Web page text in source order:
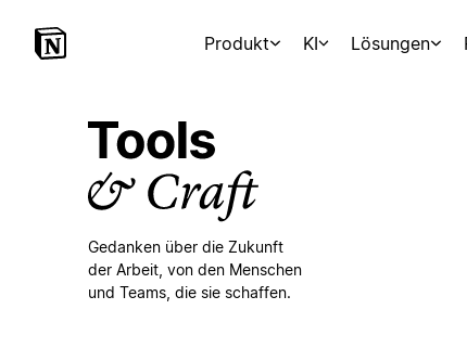
Produkt KI Lösungen
Gedanken über die Zukunft
der Arbeit, von den Menschen
und Teams, die sie schaffen.